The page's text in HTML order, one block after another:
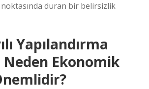
duran bir belirsizlik
Yapılandırma
Ekonomik